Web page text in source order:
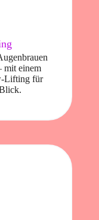
mit einem
Lifting für